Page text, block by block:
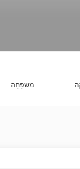
מִשׁפָּחָה